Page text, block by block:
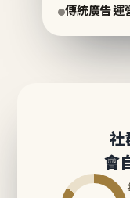
傳統廣告運
社
會